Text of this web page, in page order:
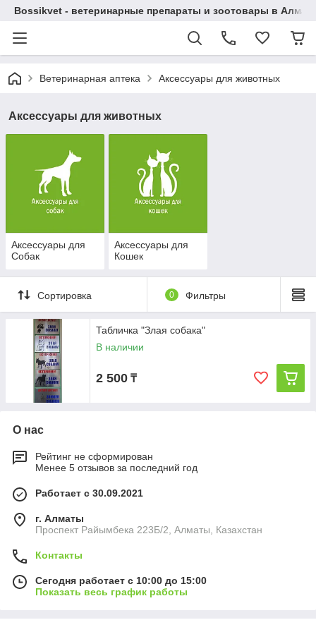
Bossikvet - ветеринарные препараты и зоотовары в
Ветеринарная аптека Аксессуары для животных
Аксессуары для животных
Аксессуары для
Собак
Аксессуары для
Кошек
Сортировка 0 Фильтры
Табличка "Злая собака"
В наличии
2 500 ₸
О нас
Рейтинг не сформирован
Менее 5 отзывов за последний год
Работает с 30.09.2021
г. Алматы
Проспект Райымбека 223Б/2, Алматы, Казахстан
Контакты
Сегодня работает с 10:00 до 15:00
Показать весь график работы